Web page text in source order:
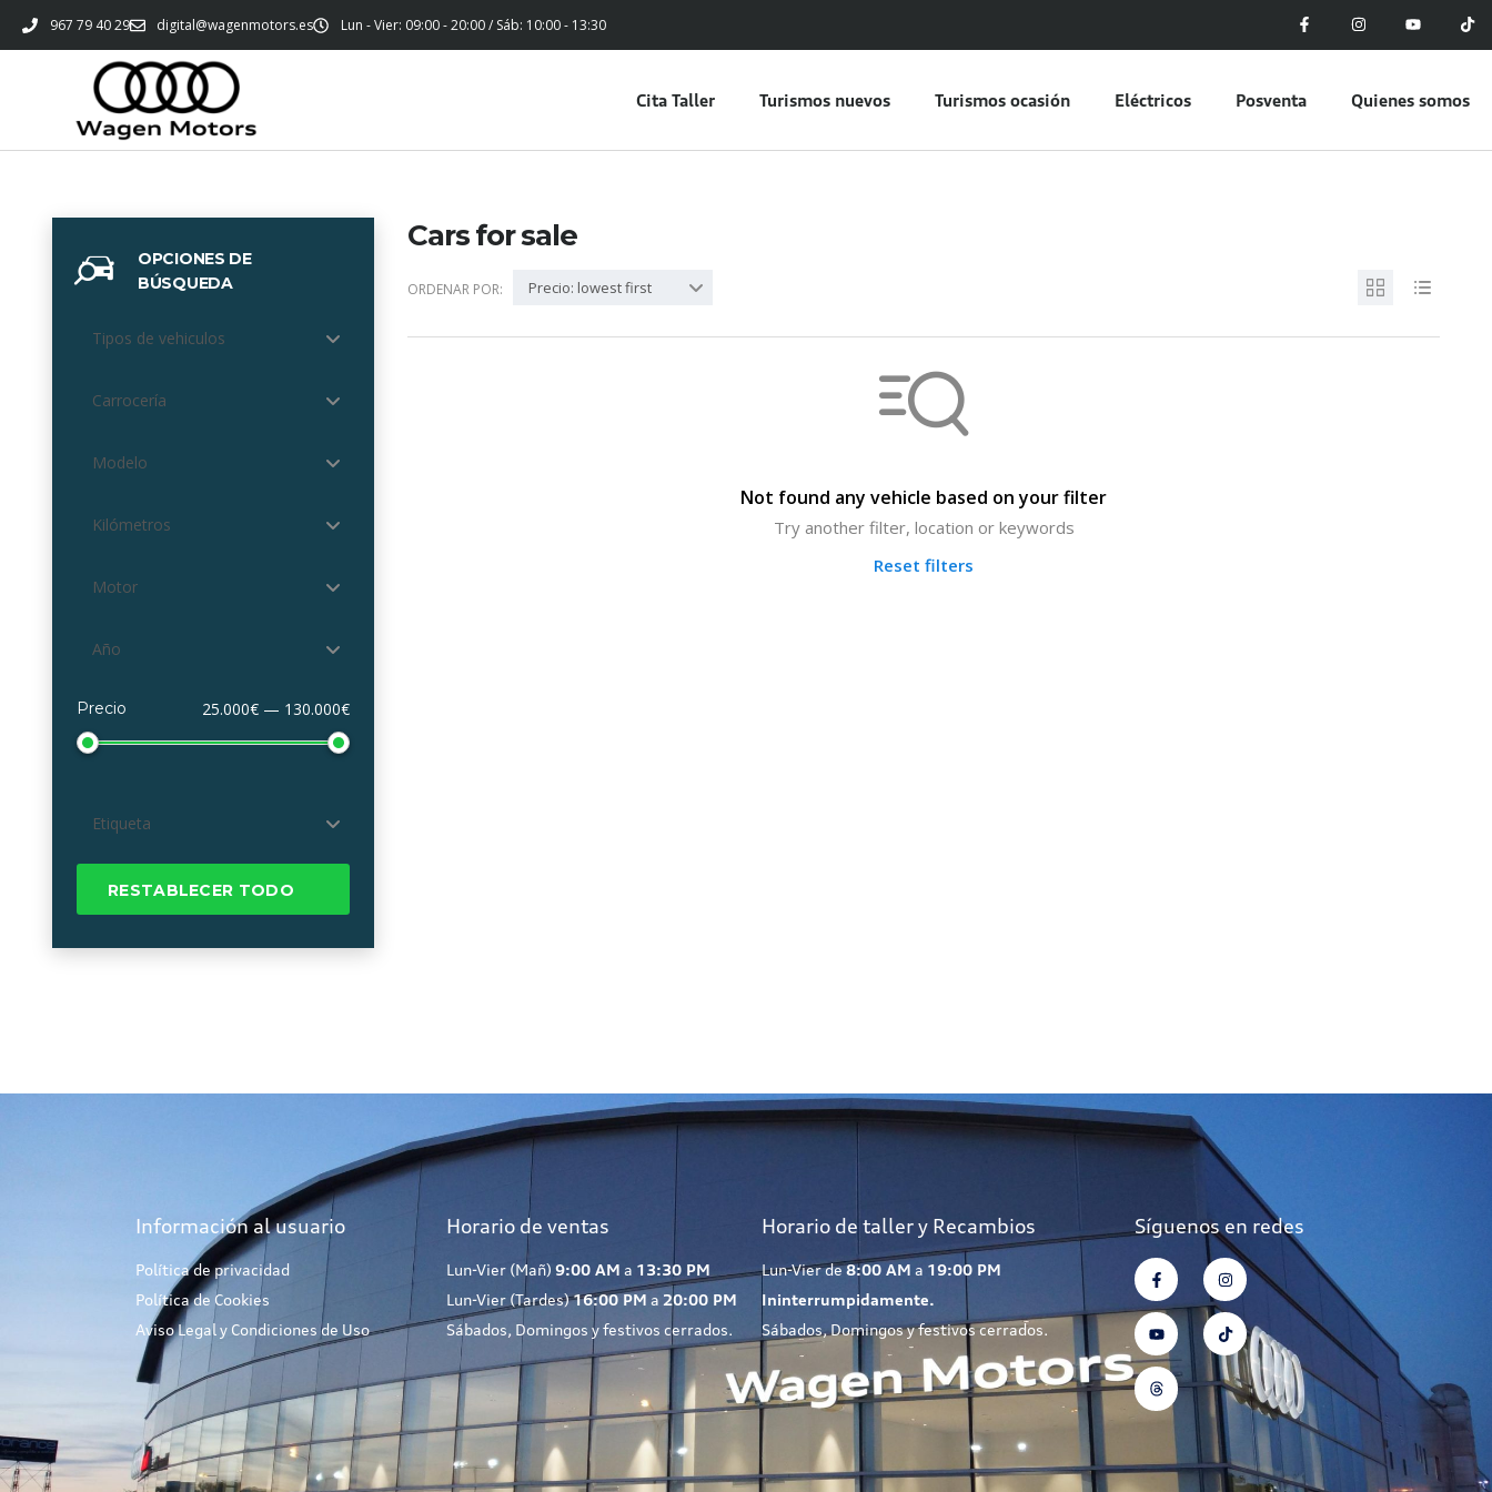
967 79 40 29 digital@wagenmotors.es Lun - Vier: 09:00 - 20:00 / Sáb: 10:00 - 13:30
Cita Taller Turismos nuevos Turismos ocasión Eléctricos Posventa Quienes somos
OPCIONES DE
BÚSQUEDA
Tipos de vehiculos
Carrocería
Modelo
Kilómetros
Motor
Año
Precio 25.000€ — 130.000€
Etiqueta
RESTABLECER TODO
Cars for sale
ORDENAR POR: Precio: lowest first
Not found any vehicle based on your filter
Try another filter, location or keywords
Reset filters
Información al usuario
Política de privacidad
Política de Cookies
Aviso Legal y Condiciones de Uso
Horario de ventas
Lun-Vier (Mañ) 9:00 AM a 13:30 PM
Lun-Vier (Tardes)16:00 PM a 20:00 PM
Sábados, Domingos y festivos cerrados.
Horario de taller y Recambios
Lun-Vier de8:00 AM a 19:00 PM
Ininterrumpidamente.
Sábados, Domingos y festivos cerrados.
Síguenos en redes